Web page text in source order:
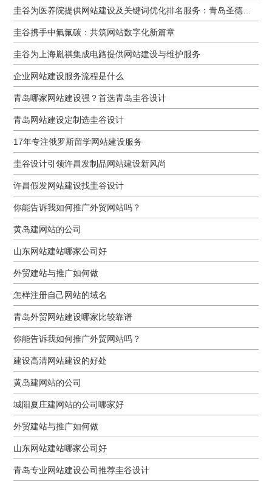
圭谷携手中氟氟碳：共筑网站数字化新篇章
圭谷为上海胤祺集成电路提供网站建设与维护服务
企业网站建设服务流程是什么
青岛哪家网站建设强？首选青岛圭谷设计
青岛网站建设定制选圭谷设计
17年专注俄罗斯留学网站建设服务
圭谷设计引领许昌发制品网站建设新风尚
许昌假发网站建设找圭谷设计
你能告诉我如何推广外贸网站吗？
黄岛建网站的公司
山东网站建站哪家公司好
外贸建站与推广如何做
怎样注册自己网站的域名
青岛外贸网站建设哪家比较靠谱
你能告诉我如何推广外贸网站吗？
建设高清网站建设的好处
黄岛建网站的公司
城阳夏庄建网站的公司哪家好
外贸建站与推广如何做
山东网站建站哪家公司好
青岛专业网站建设公司推荐圭谷设计